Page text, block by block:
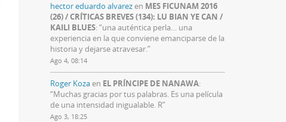
hector eduardo alvarezen MES FICUNAM 2016
(26) / CRÍTICAS BREVES (134): LU BIAN YE CAN /
KAILI BLUES: “una auténtica perla… una
experiencia en la que conviene emanciparse de la
historia y dejarse atravesar.”
Ago 4, 08:14
Roger Kozaen EL PRÍNCIPE DE NANAWA:
“Muchas gracias por tus palabras. Es una película
de una intensidad inigualable. R”
Ago 3, 18:25